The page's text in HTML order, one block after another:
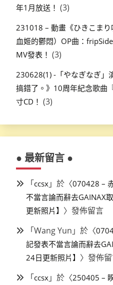
年1月放送！ (3)
231018 – 動畫《ひきこま
血姬的鬱悶）OP曲：
MV發表！ (3)
230628(1) -「やなぎなぎ」
搞錯了。》10周年紀念歌曲
寸CD！ (3)
● 最新留言 ●
「ccsx 」於〈070428 –
不當言論而辭去GAINAX
更新照片】 〉發佈留言
「Wang Yun 」於〈
記發表不當言論而辭去
24日更新照片】 〉發佈
「ccsx 」於〈250405 –